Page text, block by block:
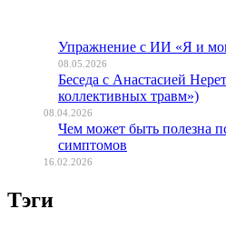
Упражнение с ИИ «Я и
08.05.2026
Беседа с Анастасией
коллективных травм»)
08.04.2026
Чем может быть полезна
симптомов
16.02.2026
Тэги